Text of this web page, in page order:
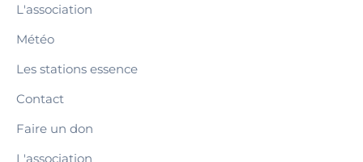
L'association
Météo
Les stations essence
Contact
Faire un don
L'association